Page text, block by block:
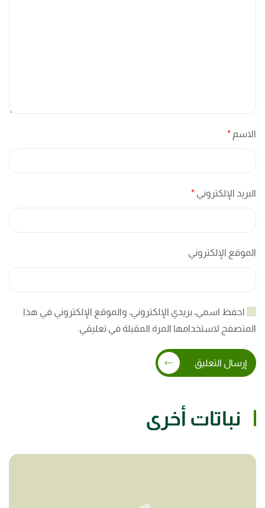
الاسم *
البريد الإلكتروني *
الموقع الإلكتروني
احفظ اسمي، بريدي الإلكتروني، والموقع الإلكتروني في هذا
المتصفح لاستخدامها المرة المقبلة في تعليقي.
إرسال التعليق
نباتات أخرى